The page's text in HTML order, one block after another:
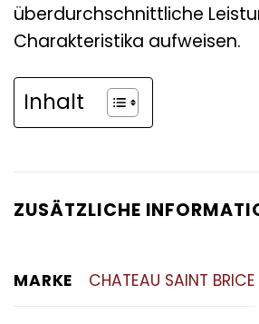
überdurchschnittliche
Charakteristika aufweisen.
Inhalt
ZUSÄTZLICHE
MARKE CHATEAU SAINT BRICE